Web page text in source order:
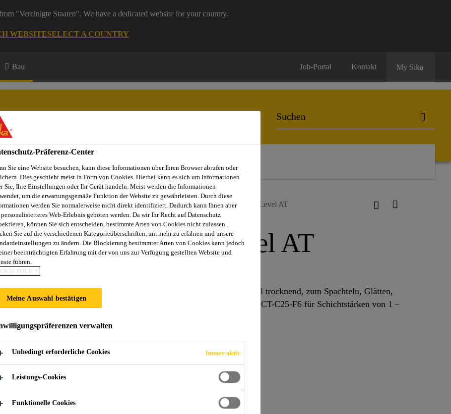
"Vereinigte Staaten". We have a dedicated website for your country.
WEBSITESELECT A COUNTRY
Bau Job-Portal Kontakt My Sika
Nivelliermassen / Reparaturmörtel Sikafloor®-100 Level AT
Sikafloor®-100 Level AT
Nivelliermasse für Schichtstärken von 1 - 10 mm
Kunststoffvergüteter Spezialzement-Mörtel, pumpfähig, schnell trocknend, zum Spachteln, Glätten,
Egalisieren und Nivellieren im Innenbereich gemäß EN 13813 CT-C25-F6 für Schichtstärken von 1 –
Für Innenanwendungen
Pumpfähig
Selbstverlaufend
Präferenz-Center
Sie eine Website besuchen, kann diese Informationen über Ihren Browser abrufen oder
Dies geschieht meist in Form von Cookies. Hierbei kann es sich um Informationen
Sie, Ihre Einstellungen oder Ihr Gerät handeln. Meist werden die Informationen
um die erwartungsgemäße Funktion der Website zu gewährleisten. Durch diese
werden Sie normalerweise nicht direkt identifiziert. Dadurch kann Ihnen aber
Web-Erlebnis geboten werden. Da wir Ihr Recht auf Datenschutz
können Sie sich entscheiden, bestimmte Arten von Cookies nicht zulassen.
Sie auf die verschiedenen Kategorieüberschriften, um mehr zu erfahren und unsere
zu ändern. Die Blockierung bestimmter Arten von Cookies kann jedoch
beeinträchtigten Erfahrung mit der von uns zur Verfügung gestellten Website und
führen.
POLICY
Meine Auswahl bestätigen
verwalten
Unbedingt erforderliche Cookies Immer aktiv
Leistungs-Cookies
Funktionelle Cookies